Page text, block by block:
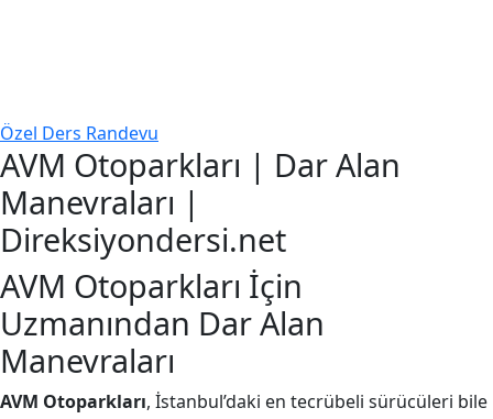
Özel Ders Randevu
AVM Otoparkları | Dar Alan
Manevraları |
Direksiyondersi.net
AVM Otoparkları İçin
Uzmanından Dar Alan
Manevraları
AVM Otoparkları, İstanbul’daki en tecrübeli sürücüleri bile